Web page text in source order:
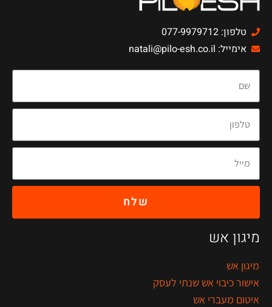
טלפון: 077-9979712
אימייל: natali@pilo-esh.co.il
שלח
מיגון אש
מיגון אש
אישור כיבוי אש שנתי לעסק
איטום מעברי אש